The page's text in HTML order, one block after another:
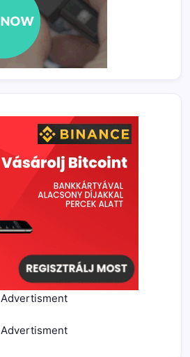
Advertisment
Advertisment